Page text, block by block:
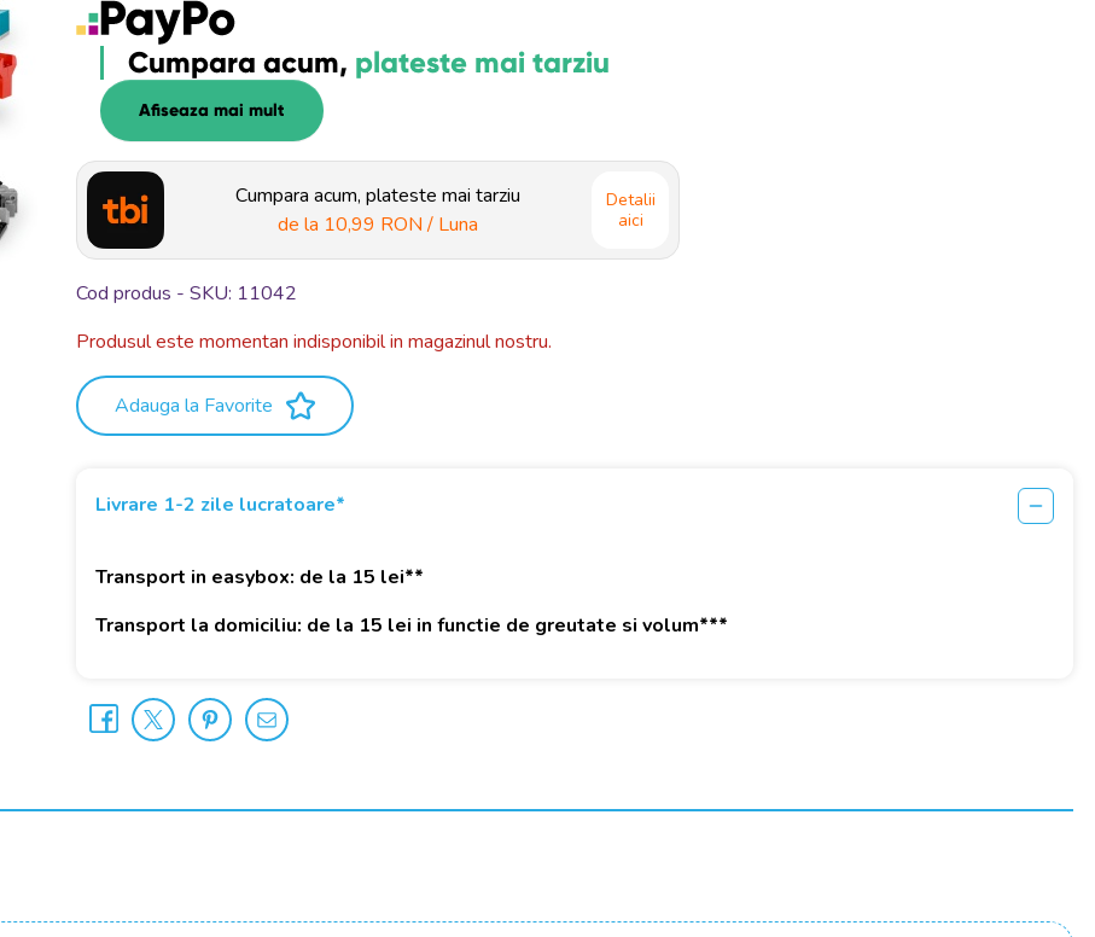
Cumpara acum, plateste mai tarziu
Afiseaza mai mult
Cumpara acum, plateste mai tarziu
de la 10,99 RON / Luna
Detalii
aici
Cod produs - SKU 11042
Produsul este momentan indisponibil in magazinul nostru.
Adauga la Favorite
Livrare 1-2 zile lucratoare*
Transport in easybox: de la 15 lei**
Transport la domiciliu: de la 15 lei in functie de greutate si volum***